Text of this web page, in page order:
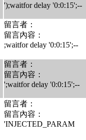
');waitfor delay '0:0:15';--
留言者：
留言內容：
;waitfor delay '0:0:15';--
留言者：
留言內容：
';waitfor delay '0:0:15';--
留言者：
留言內容：
'INJECTED_PARAM